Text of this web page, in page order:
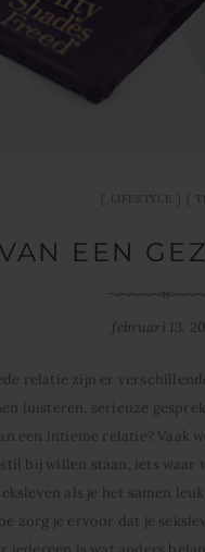
LIFESTYLE
EEN
februari 13,
relatie zijn er
luisteren, serieuze
een intieme relatie? Vaak
bij willen staan, iets
als je het samen
zorg je ervoor dat je